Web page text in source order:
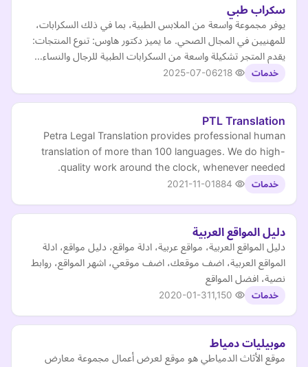
سكراب طبي
يوفر مجموعة واسعة من الملابس الطبية، بما في ذلك السكرابات،
للمهنيين في المجال الصحي. ما يميز دكتور هاوس: تنوع المنتجات:
يقدم المتجر تشكيلة واسعة من السكرابات الطبية للرجال والنساء…
خدمات 2025-07-06
PTL Translation
Petra Legal Translation provides professional human
translation of more than 100 languages. We do high-
quality work around the clock, whenever needed.
خدمات 2021-11-01
دليل المواقع العربية
دليل المواقع العربية، مواقع عربية، ادلة مواقع، دليل مواقع، ادلة
المواقع العربية، اضف موقعك، اضف موقعي، اشهر المواقع، روابط
نصية، افضل المواقع
خدمات 2020-01-31
موبيليات دمياط
موقع الأثاث الدمياطي هو موقع لعرض أعمال مجموعة معارض